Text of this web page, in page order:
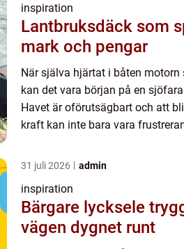
inspiration
Lantbruksdäck som
mark och pengar
När själva hjärtat i båten motorn
kan det vara början på en
Havet är oförutsägbart och att
kraft kan inte bara vara
31 juli 2026 admin
inspiration
Bärgare lycksele trygg hjälp på
vägen dygnet runt